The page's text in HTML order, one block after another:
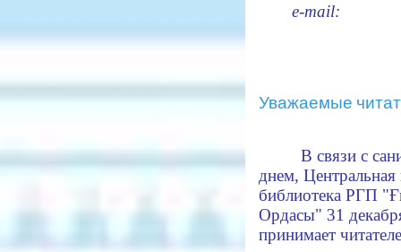
e-mail:
Уважаемые
В связи с
днем, Центральная
библиотека РГП
Ордасы" 31
принимает